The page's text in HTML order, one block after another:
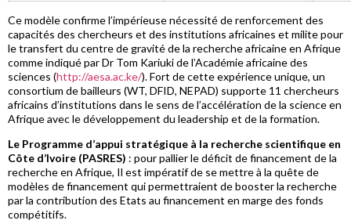
Ce modèle confirme l’impérieuse nécessité de renforcement des
capacités des chercheurs et des institutions africaines et milite pour
le transfert du centre de gravité de la recherche africaine en Afrique
comme indiqué par Dr Tom Kariuki de l’Académie africaine des
sciences (http://aesa.ac.ke/). Fort de cette expérience unique, un
consortium de bailleurs (WT, DFID, NEPAD) supporte 11 chercheurs
africains d’institutions dans le sens de l’accélération de la science en
Afrique avec le développement du leadership et de la formation.
Le Programme d’appui stratégique à la recherche scientifique en
Côte d’Ivoire (PASRES) : pour pallier le déficit de financement de la
recherche en Afrique, Il est impératif de se mettre à la quête de
modèles de financement qui permettraient de booster la recherche
par la contribution des Etats au financement en marge des fonds
compétitifs.